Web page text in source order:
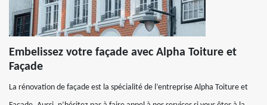
Embelissez votre façade avec Alpha Toiture et
Façade
La rénovation de façade est la spécialité de l’entreprise Alpha Toiture et